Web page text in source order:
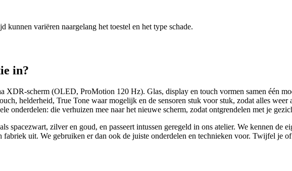
variëren naargelang het toestel en het type schade.
in?
XDR-scherm (OLED, ProMotion 120 Hz). Glas, display en touch vormen samen één
helderheid, True Tone waar mogelijk en de sensoren stuk voor stuk, zodat alles
onderdelen: die verhuizen mee naar het nieuwe scherm, zodat ontgrendelen met je
spacezwart, zilver en goud, en passeert intussen geregeld in ons atelier. We kennen
uit. We gebruiken er dan ook de juiste onderdelen en technieken voor. Twijfel je of